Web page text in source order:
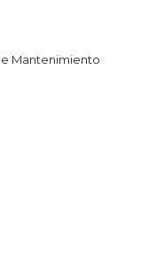
Mantenimiento